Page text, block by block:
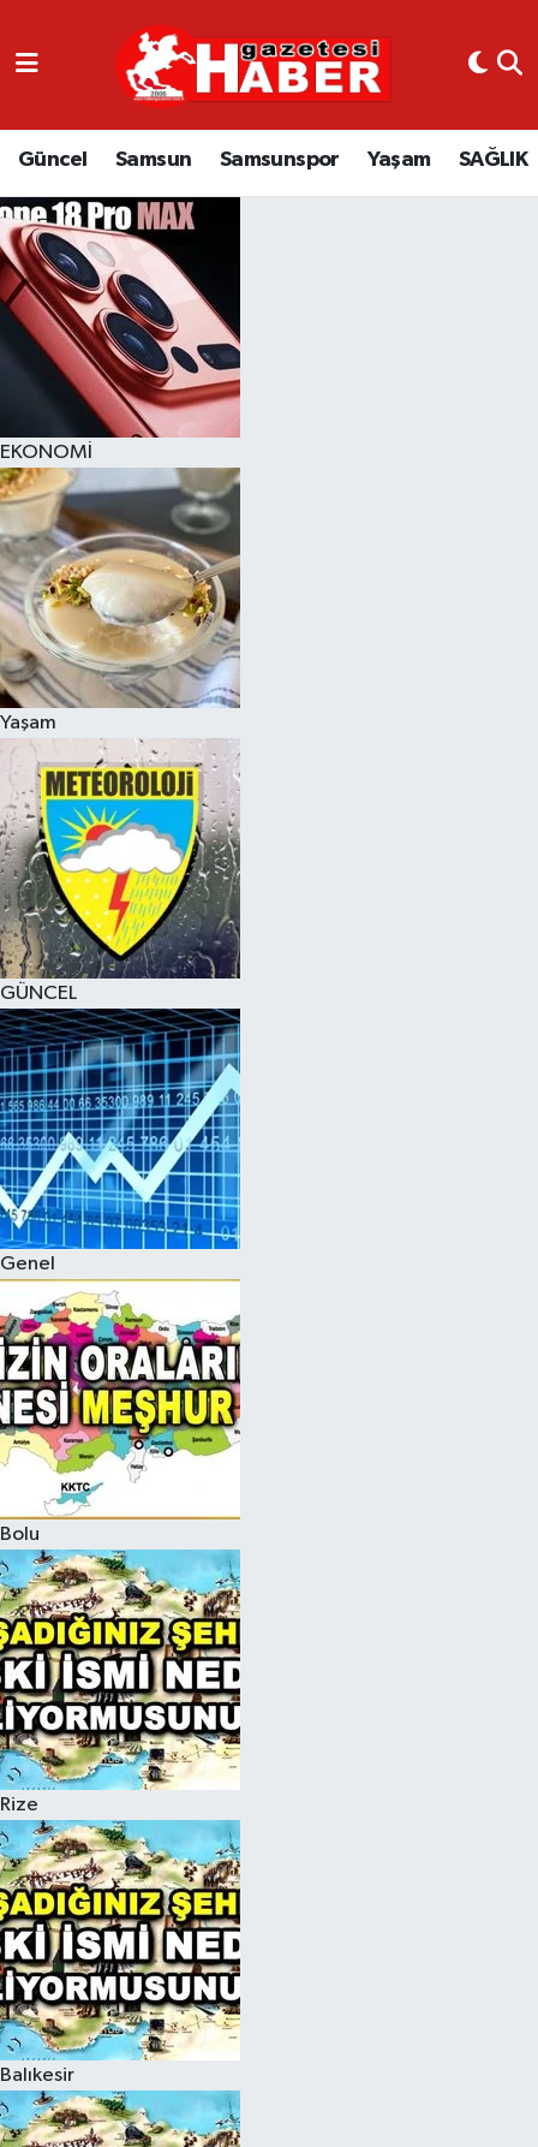
Güncel Samsun Samsunspor Yaşam SAĞLIK
EKONOMİ
Yaşam
GÜNCEL
Genel
Bolu
Rize
Balıkesir
GÜNCEL
SAMSUN
SAMSUNSPOR
EKONOMİ
YAŞAM